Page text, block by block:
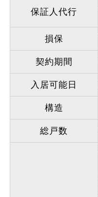
保証人代行
損保
契約期間
入居可能日
構造
総戸数